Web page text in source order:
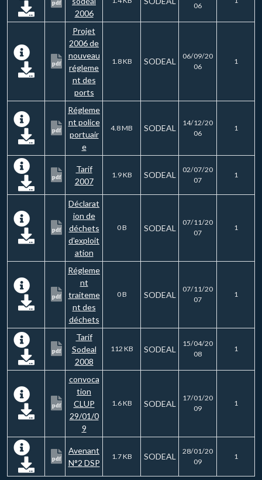
pdf
2006
06
pdf
Projet
2006 de
nouveau
régleme
nt des
ports
1.8 KB SODEAL
06/09/20
06
1
pdf
Régleme
nt police
portuair
e
4.8 MB SODEAL
14/12/20
06
1
pdf
Tarif
2007
1.9 KB SODEAL
02/07/20
07
1
pdf
Déclarat
ion de
déchets
d'exploit
ation
0 B SODEAL
07/11/20
07
1
pdf
Régleme
nt
traiteme
nt des
déchets
0 B SODEAL
07/11/20
07
1
pdf
Tarif
Sodeal
2008
112 KB SODEAL
15/04/20
08
1
pdf
convoca
tion
CLUP
29/01/0
9
1.6 KB SODEAL
17/01/20
09
1
pdf
Avenant
N°2 DSP
1.7 KB SODEAL
28/01/20
09
1